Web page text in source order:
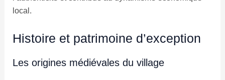
local.
Histoire et patrimoine d’exception
Les origines médiévales du village